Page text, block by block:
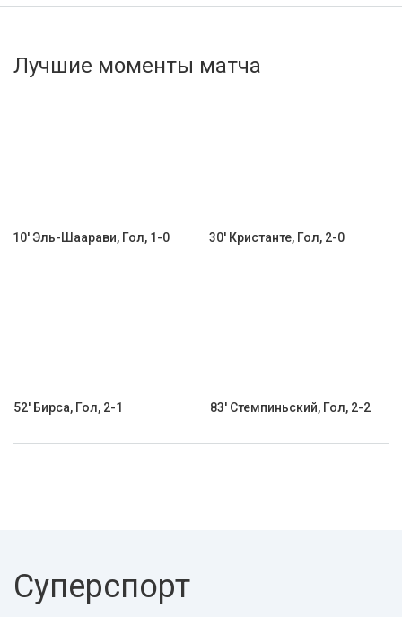
Активировать промокод
Лучшие моменты матча
10' Эль-Шаарави, Гол, 1-0 30' Кристанте, Гол, 2-0
52' Бирса, Гол, 2-1 83' Стемпиньский, Гол, 2-2
Суперспорт